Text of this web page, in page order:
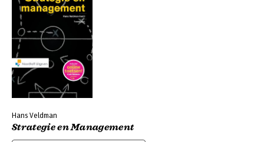
Hans Veldman
Strategie en Management